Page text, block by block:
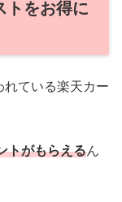
トをお得に
れている楽天カー
トがもらえるん